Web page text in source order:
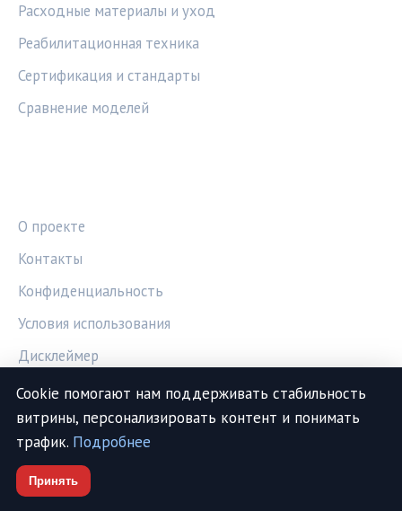
Расходные материалы и уход
Реабилитационная техника
Сертификация и стандарты
Сравнение моделей
О проекте
Контакты
Конфиденциальность
Условия использования
Дисклеймер
СОЦСЕТИ
Telegram
Cookie помогают нам поддерживать стабильность
витрины, персонализировать контент и понимать
трафик. Подробнее
Принять